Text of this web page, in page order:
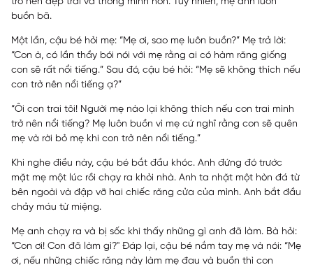
buồn bã.
Một lần, cậu bé hỏi mẹ: “Mẹ ơi, sao mẹ luôn buồn?” Mẹ trả lời:
“Con à, có lần thầy bói nói với mẹ rằng ai có hàm răng giống
con sẽ rất nổi tiếng.” Sau đó, cậu bé hỏi: “Mẹ sẽ không thích nếu
con trở nên nổi tiếng ạ?”
“Ôi con trai tôi! Người mẹ nào lại không thích nếu con trai mình
trở nên nổi tiếng? Mẹ luôn buồn vì mẹ cứ nghĩ rằng con sẽ quên
mẹ và rời bỏ mẹ khi con trở nên nổi tiếng.”
Khi nghe điều này, cậu bé bắt đầu khóc. Anh đứng đó trước
mặt mẹ một lúc rồi chạy ra khỏi nhà. Anh ta nhặt một hòn đá từ
bên ngoài và đập vỡ hai chiếc răng cửa của mình. Anh bắt đầu
chảy máu từ miệng.
Mẹ anh chạy ra và bị sốc khi thấy những gì anh đã làm. Bà hỏi:
“Con ơi! Con đã làm gì?" Đáp lại, cậu bé nắm tay mẹ và nói: “Mẹ
ơi, nếu những chiếc răng này làm mẹ đau và buồn thì con